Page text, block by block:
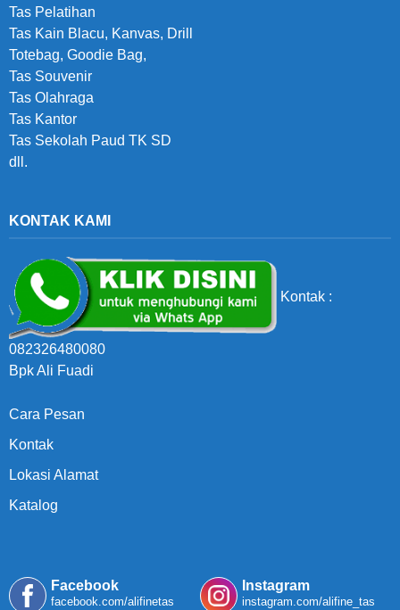
Tas Pelatihan
Tas Kain Blacu, Kanvas, Drill
Totebag, Goodie Bag,
Tas Souvenir
Tas Olahraga
Tas Kantor
Tas Sekolah Paud TK SD
dll.
KONTAK KAMI
Kontak :
082326480080
Bpk Ali Fuadi
Cara Pesan
Kontak
Lokasi Alamat
Katalog
Facebook
facebook.com/alifinetas
Instagram
instagram.com/alifine_tas